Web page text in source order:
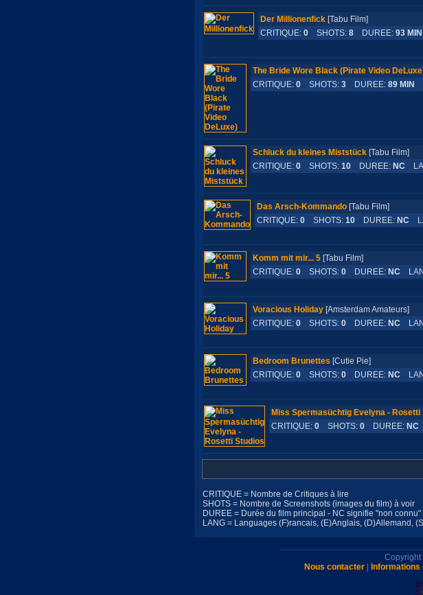
Der Millionenfick [Tabu Film]
CRITIQUE: 0 SHOTS: 8 DUREE: 93 MIN
The Bride Wore Black (Pirate Video
CRITIQUE: 0 SHOTS: 3 DUREE: 89 MIN
Schluck du kleines Miststück [Tabu Film]
CRITIQUE: 0 SHOTS: 10 DUREE: NC
Das Arsch-Kommando [Tabu Film]
CRITIQUE: 0 SHOTS: 10 DUREE: NC
Komm mit mir... 5 [Tabu Film]
CRITIQUE: 0 SHOTS: 0 DUREE: NC
Voracious Holiday [Amsterdam Amateurs]
CRITIQUE: 0 SHOTS: 0 DUREE: NC
Bedroom Brunettes [Cutie Pie]
CRITIQUE: 0 SHOTS: 0 DUREE: NC
Miss Spermasüchtig Evelyna - Rosetti
CRITIQUE: 0 SHOTS: 0 DUREE: NC
CRITIQUE = Nombre de Critiques à lire
SHOTS = Nombre de Screenshots (images du film) à voir
DUREE = Durée du film principal - NC signifie "non connu"
LANG = Languages (F)rancais, (E)Anglais, (D)Allemand,
Copyright
Nous contacter| Informations